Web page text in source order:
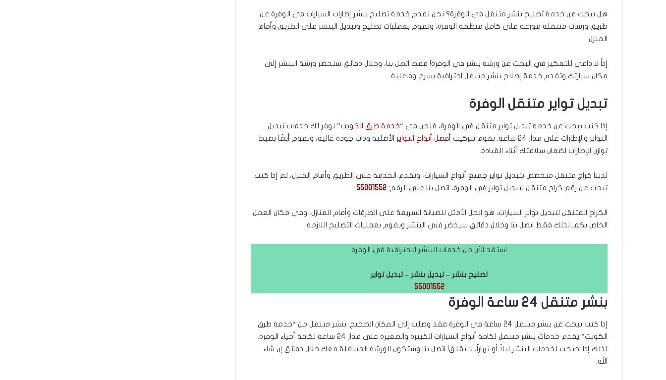
هل تبحث عن خدمة تصليح بنشر متنقل في الوفرة؟ نحن نقدم خدمة تصليح بنشر إطارات السيارات في الوفرة عن
طريق ورشات متنقلة موزعة على كامل منطقة الوفرة، وتقوم بعمليات تصليح وتبديل البنشر على الطريق وأمام
المنزل.
إذاً لا داعي للتفكير في البحث عن ورشة بنشر في الوفرة! فقط اتصل بنا، وخلال دقائق ستحضر ورشة البنشر إلى
مكان سيارتك وتقدم خدمة إصلاح بنشر متنقل احترافية بسرع وفاعلية.
تبديل تواير متنقل الوفرة
إذا كنت تبحث عن خدمة تبديل تواير متنقل في الوفرة، فنحن في “خدمة طرق الكويت” نوفر لك خدمات تبديل
التواير والإطارات على مدار 24 ساعة. نقوم بتركيب
أفضل أنواع التواير الأصلية وذات جودة عالية، ونقوم أيضًا بضبط
توازن الإطارات لضمان سلامتك أثناء القيادة.
لدينا كراج متنقل متخصص بتبديل تواير جميع أنواع السيارات، ونقدم الخدمة على الطريق وأمام المنزل، ثم إذا كنت
تبحث عن رقم كراج متنقل لتبديل تواير في الوفرة، اتصل بنا على الرقم: 55001552
الكراج المتنقل لتبديل تواير السيارات، هو الحل الأمثل للصيانة السريعة على الطرقات وأمام المنازل، وفي مكان العمل
الخاص بكم. لذلك فقط اتصل بنا وخلال دقائق سيحضر فني البنشر ويقوم بعمليات التصليح اللازمة.
استفد الآن من خدمات البنشر الاحترافية في الوفرة
تصليح بنشر – تبديل بنشر – تبديل تواير
55001552
بنشر متنقل 24 ساعة الوفرة
إذا كنت تبحث عن بنشر متنقل 24 ساعة في الوفرة فقد وصلت إلى المكان الصحيح. بنشر متنقل من “خدمة طرق
الكويت” يقدم خدمات بنشر متنقل لكافة أنواع السيارات الكبيرة والصغيرة على مدار 24 ساعة لكافة أحياء الوفرة.
لذلك إذا احتجت لخدمات البنشر ليلاً أو نهاراً، لا تقلق! اتصل بنا وستكون الورشة المتنقلة معك خلال دقائق إن شاء
الله.